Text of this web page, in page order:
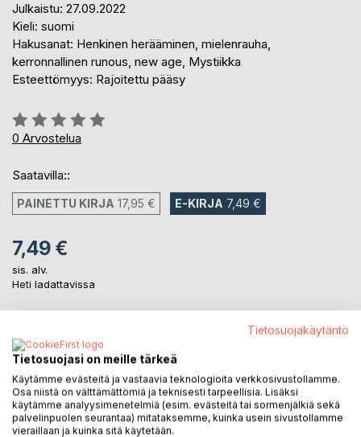
Julkaistu: 27.09.2022
Kieli: suomi
Hakusanat: Henkinen herääminen, mielenrauha,
kerronnallinen runous, new age, Mystiikka
Esteettömyys: Rajoitettu pääsy
Arvostelu::
0%
0 Arvostelua
Saatavilla::
PAINETTU KIRJA 17,95 € E-KIRJA 7,49 €
7,49 €
sis. alv.
Heti ladattavissa
Lisää muistilistalle
Arvostele tuote
Tietosuojakäytäntö
Tietosuojasi on meille tärkeä
Käytämme evästeitä ja vastaavia teknologioita verkkosivustollamme.
Osa niistä on välttämättömiä ja teknisesti tarpeellisia. Lisäksi
käytämme analyysimenetelmiä (esim. evästeitä tai sormenjälkiä sekä
palvelinpuolen seurantaa) mitataksemme, kuinka usein sivustollamme
vieraillaan ja kuinka sitä käytetään.